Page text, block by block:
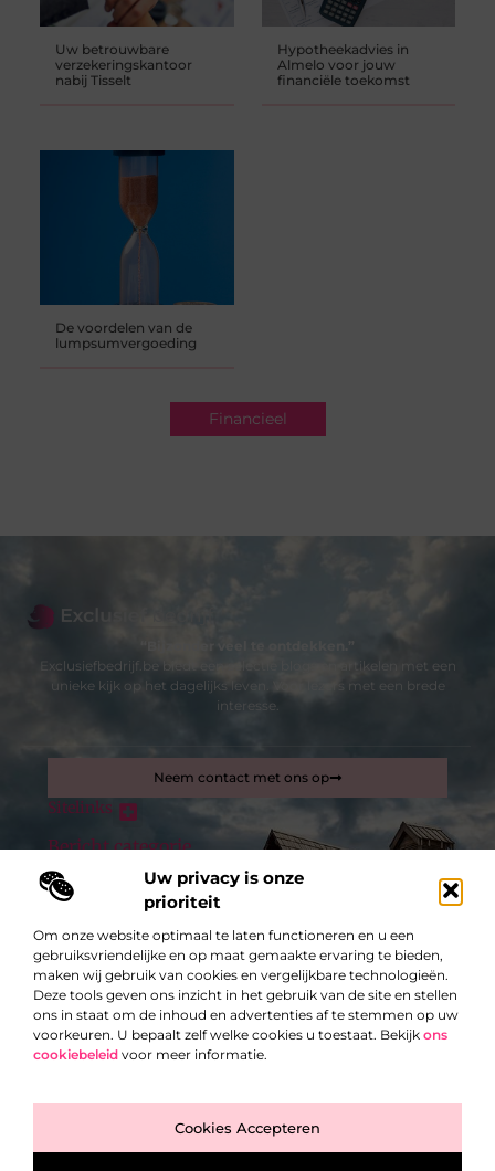
Uw privacy is onze
prioriteit
Om onze website optimaal te laten functioneren en u een
gebruiksvriendelijke en op maat gemaakte ervaring te bieden,
maken wij gebruik van cookies en vergelijkbare technologieën.
Deze tools geven ons inzicht in het gebruik van de site en stellen
ons in staat om de inhoud en advertenties af te stemmen op uw
voorkeuren. U bepaalt zelf welke cookies u toestaat. Bekijk ons
cookiebeleid voor meer informatie.
Cookies Accepteren
Top
Uw betrouwbare
verzekeringskantoor
nabij Tisselt
Hypotheekadvies in
Almelo voor jouw
financiële toekomst
De voordelen van de
lumpsumvergoeding
Financieel
Exclusiefbedrijf.be biedt een selectie blogs en artikelen met een
unieke kijk op het dagelijks leven. Voor lezers met een brede
interesse.
Sitelinks
Een kleine tuin egaliseren
Vacatures.today technical jobs
Luxueuze materialen die uw kantoor een professionele
uitstraling geven
Alles over private ziekteverzekeringen
Bericht categorie
Neem contact met ons op